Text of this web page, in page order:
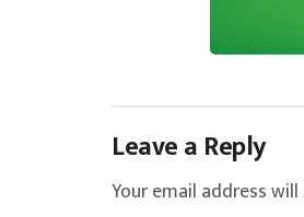
Leave a Reply
Your email address